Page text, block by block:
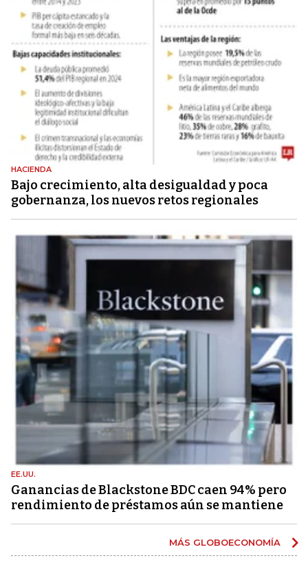
HACIENDA
Bajo crecimiento, alta desigualdad y poca
gobernanza, los nuevos retos regionales
EE.UU.
Ganancias de Blackstone BDC caen 94% pero
rendimiento de préstamos aún se mantiene
MÁS GLOBOECONOMÍA